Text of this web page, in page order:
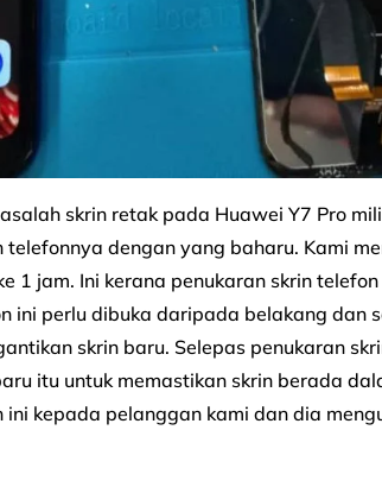
skrin retak pada Huawei Y7 Pro
telefonnya dengan yang baharu. Kami
1 jam. Ini kerana penukaran skrin
ini perlu dibuka daripada belakang dan
skrin baru. Selepas penukaran
itu untuk memastikan skrin berada
kepada pelanggan kami dan dia